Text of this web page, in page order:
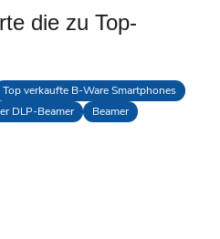
die zu Top-
Top verkaufte B-Ware Smartphones
DLP-Beamer
Beamer